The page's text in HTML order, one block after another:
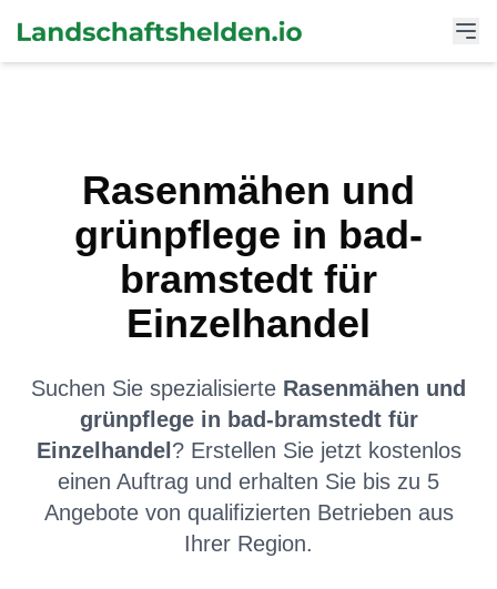
Rasenmähen und
grünpflege in bad-
bramstedt für
Einzelhandel
Suchen Sie spezialisierte Rasenmähen und
grünpflegein bad-bramstedtfür
Einzelhandel ? Erstellen Sie jetzt kostenlos
einen Auftrag und erhalten Sie bis zu 5
Angebote von qualifizierten Betrieben aus
Ihrer Region.